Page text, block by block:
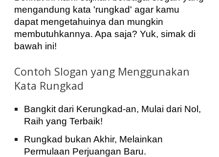
mengandung kata 'rungkad' agar kamu
dapat mengetahuinya dan mungkin
membutuhkannya. Apa saja? Yuk, simak di
bawah ini!
Contoh Slogan yang Menggunakan
Kata Rungkad
Bangkit dari Kerungkad-an, Mulai dari Nol,
Raih yang Terbaik!
Rungkad bukan Akhir, Melainkan
Permulaan Perjuangan Baru.